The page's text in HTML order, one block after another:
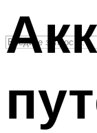
ПЛАВАНЬЕ
ПЛАВАНЬЕ